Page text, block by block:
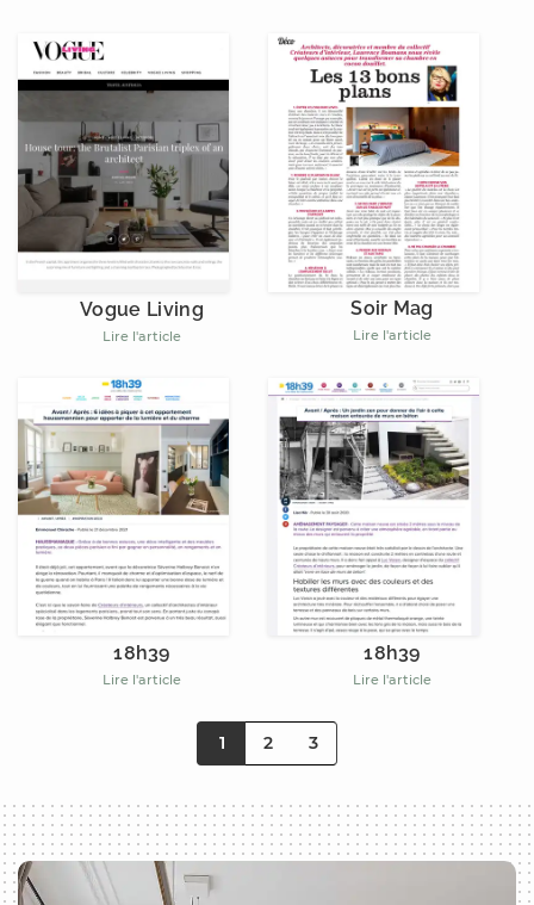
Vogue Living
Lire l'article
Soir Mag
Lire l'article
18h39
Lire l'article
18h39
Lire l'article
1 2 3